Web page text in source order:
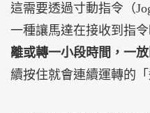
這需要透過寸動指令（
一種讓馬達在接收到指令
離或轉一小段時間，一
續按住就會連續運轉的